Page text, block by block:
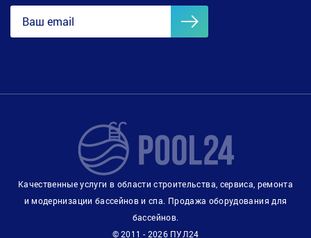
Качественные услуги в области строительства, сервиса, ремонта
и модернизации бассейнов и спа. Продажа оборудования для
бассейнов.
© 2011 - 2026 ПУЛ24